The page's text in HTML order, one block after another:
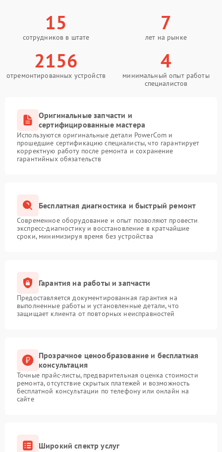
15
сотрудников в штате
7
лет на рынке
2156
отремонтированных устройств
4
минимальный опыт работы
специалистов
Оригинальные запчасти и
сертифицированные мастера
Используются оригинальные детали PowerCom и
прошедшие сертификацию специалисты, что гарантирует
корректную работу после ремонта и сохранение
гарантийных обязательств
Бесплатная диагностика и быстрый ремонт
Современное оборудование и опыт позволяют провести
экспресс-диагностику и восстановление в кратчайшие
сроки, минимизируя время без устройства
Гарантия на работы и запчасти
Предоставляется документированная гарантия на
выполненные работы и установленные детали, что
защищает клиента от повторных неисправностей
Прозрачное ценообразование и бесплатная
консультация
Точные прайс-листы, предварительная оценка стоимости
ремонта, отсутствие скрытых платежей и возможность
бесплатной консультации по телефону или онлайн на
сайте
Широкий спектр услуг